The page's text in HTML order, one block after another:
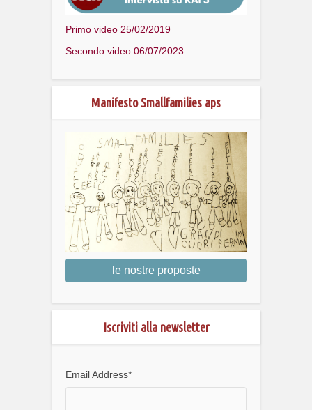
Primo video 25/02/2019
Secondo video 06/07/2023
Manifesto Smallfamilies aps
le nostre proposte
Iscriviti alla newsletter
Email Address*